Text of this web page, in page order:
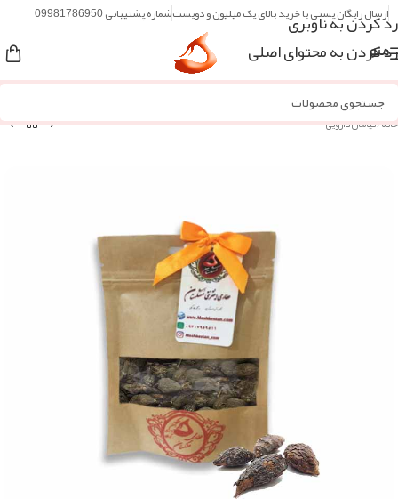
رد کردن به ناوبری
رد کردن به محتوای اصلی
ارسال رایگان پستی با خرید بالای یک میلیون و دویستشماره پشتیبانی 09981786950
منو
خانه/گیاهان دارویی